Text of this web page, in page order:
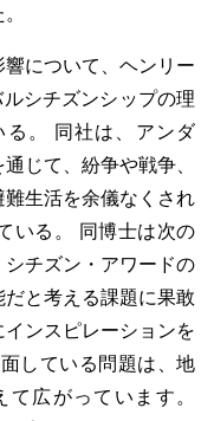
について、ヘンリー
シチズンシップの理
。 同社は、アンダ
じて、紛争や戦争、
生活を余儀なくされ
いる。 同博士は次の
チズン・アワードの
と考える課題に果敢
ンスピレーションを
している問題は、地
広がっています。